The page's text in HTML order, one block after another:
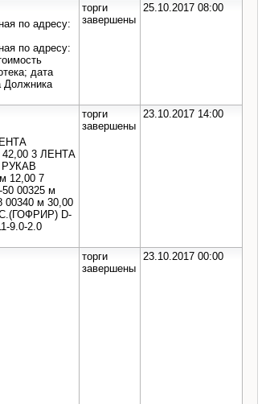
по адресу:
по адресу:
дата
Должника
торги
завершены
25.10.2017 08:00
42,00 3 ЛЕНТА
РУКАВ
12,00 7
00325 м
м 30,00
D-
9.0-2.0
торги
завершены
23.10.2017 14:00
торги
завершены
23.10.2017 00:00